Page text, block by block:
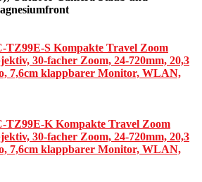
TZ99E-S Kompakte Travel Zoom
30-facher Zoom, 24-720mm, 20,3
7,6cm klappbarer Monitor, WLAN,
TZ99E-K Kompakte Travel Zoom
30-facher Zoom, 24-720mm, 20,3
7,6cm klappbarer Monitor, WLAN,